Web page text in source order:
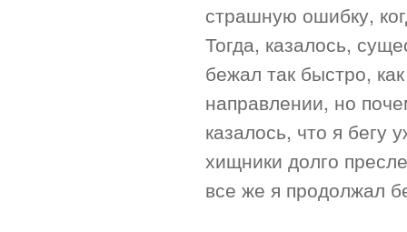
страшную ошибку,
Тогда, казалось,
бежал так быстро,
направлении, но
казалось, что я бегу
хищники долго
все же я продолжал